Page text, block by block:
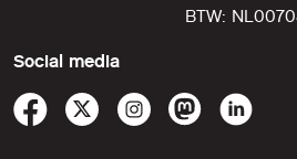
BTW:
Social media